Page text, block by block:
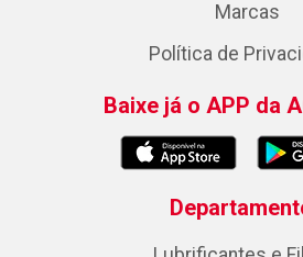
Marcas
Política de
Baixe já o APP da